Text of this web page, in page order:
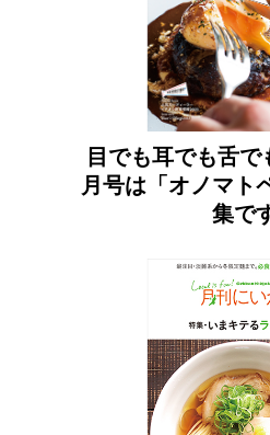
目でも耳でも舌
月号は「オノマト
集で